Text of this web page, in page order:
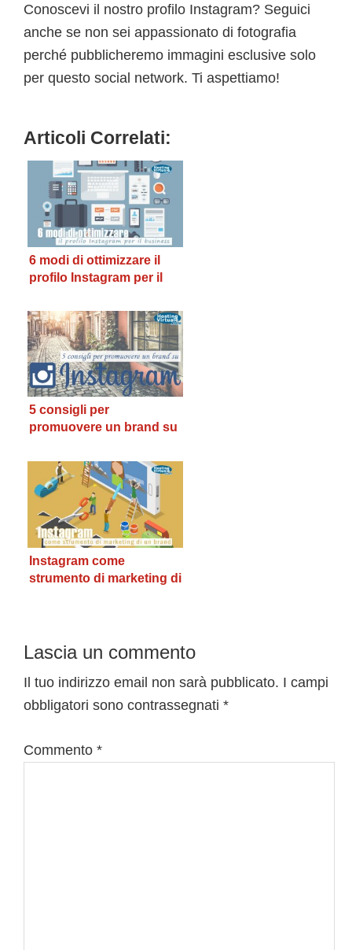
Conoscevi il nostro profilo Instagram? Seguici
anche se non sei appassionato di fotografia
perché pubblicheremo immagini esclusive solo
per questo social network. Ti aspettiamo!
Articoli Correlati:
6 modi di ottimizzare il
profilo Instagram per il
5 consigli per
promuovere un brand su
Instagram come
strumento di marketing di
Interazioni
del
lettore
Lascia un commento
Il tuo indirizzo email non sarà pubblicato. I campi
obbligatori sono contrassegnati *
Commento *